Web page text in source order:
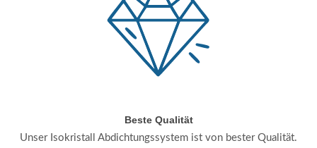
Beste Qualität
Unser Isokristall Abdichtungssystem ist von bester Qualität.